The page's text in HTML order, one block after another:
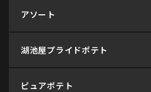
アソート
湖池屋プライドポテト
ピュアポテト